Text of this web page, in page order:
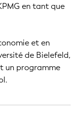
en tant que
et en
de Bielefeld,
un programme